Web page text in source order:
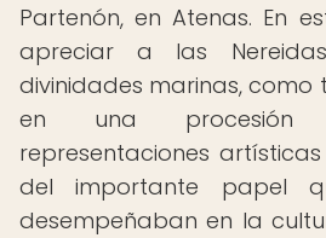
Partenón, en Atenas. En
apreciar a las
divinidades marinas, como
en una procesión
representaciones
del importante papel
desempeñaban en la